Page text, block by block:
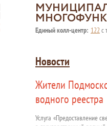
Единый колл-центр: 122с
Новости
Жители
водного реестра
Услуга «Предоставление